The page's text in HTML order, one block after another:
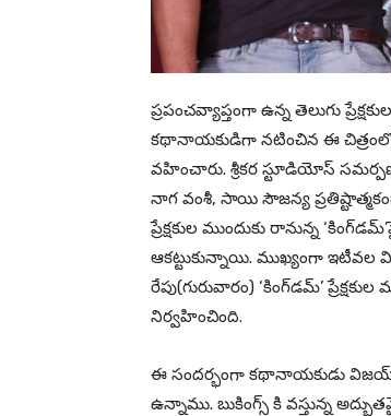
ప్రపంచవ్యాప్తంగా ఉన్న తెలుగు
కథానాయకుడిగా నటించిన ఈ చిత్రంలో
వహించారు. శ్రీకర స్టూడియోస్
నాగ వంశీ, సాయి సౌజన్య
ప్రేక్షకుల ముందుకు రానున్న
ఆకట్టుకున్నాయి. ముఖ్యంగా
రేపు(గురువారం) ‘కింగ్‌డమ్’
నిర్వహించింది.
ఈ సందర్భంగా కథానాయకుడు విజయ్
ఉన్నాము. బుకింగ్స్ కి వస్తున్న